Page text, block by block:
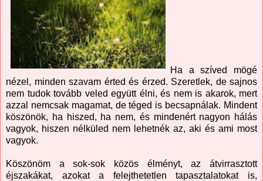
Ha a szíved mögé
nézel, minden szavam érted és érzed. Szeretlek, de sajnos
nem tudok tovább veled együtt élni, és nem is akarok, mert
azzal nemcsak magamat, de téged is becsapnálak. Mindent
köszönök, ha hiszed, ha nem, és mindenért nagyon hálás
vagyok, hiszen nélküled nem lehetnék az, aki és ami most
vagyok.
Köszönöm a sok-sok közös élményt, az átvirrasztott
éjszakákat, azokat a felejthetetlen tapasztalatokat is,